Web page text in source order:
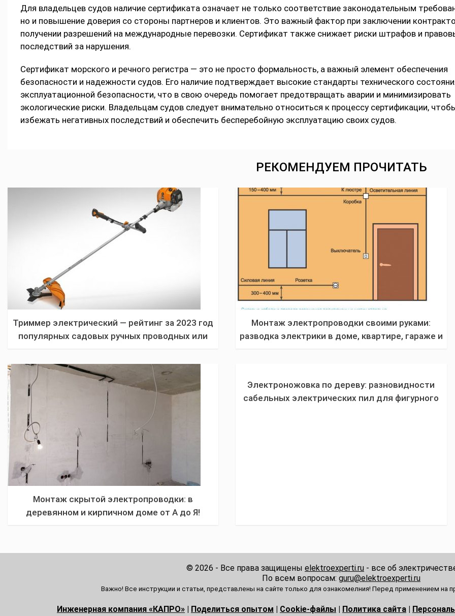
Для владельцев судов наличие сертификата означает не только соответствие законодательным
но и повышение доверия со стороны партнеров и клиентов. Это важный фактор при заключении
получении разрешений на международные перевозки. Сертификат также снижает риски штрафов и
последствий за нарушения.
Сертификат морского и речного регистра — это не просто формальность, а важный элемент обеспечения
безопасности и надежности судов. Его наличие подтверждает высокие стандарты технического
эксплуатационной безопасности, что в свою очередь помогает предотвращать аварии и минимизировать
экологические риски. Владельцам судов следует внимательно относиться к процессу сертификации,
избежать негативных последствий и обеспечить бесперебойную эксплуатацию своих судов.
РЕКОМЕНДУЕМ ПРОЧИТАТЬ
Триммер электрический — рейтинг за 2023 год
популярных садовых ручных проводных или
Монтаж электропроводки своими руками:
разводка электрики в доме, квартире, гараже и
Монтаж скрытой электропроводки: в
деревянном и кирпичном доме от А до Я!
Электроножовка по дереву: разновидности
сабельных электрических пил для фигурного
© 2026 - Все права защищены elektroexperti.ru - все об
По всем вопросам: guru@elektroexperti.ru
Важно! Все инструкции и статьи, представлены на сайте только для ознакомелния! Перед применением на
Инженерная компания «КАПРО» | Поделиться опытом | Cookie-файлы | Политика сайта |